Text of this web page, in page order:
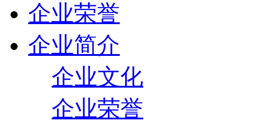
企业荣誉
企业简介
企业文化
企业荣誉